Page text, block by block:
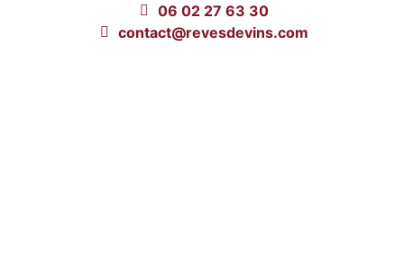
06 02 27 63 30
contact@revesdevins.com